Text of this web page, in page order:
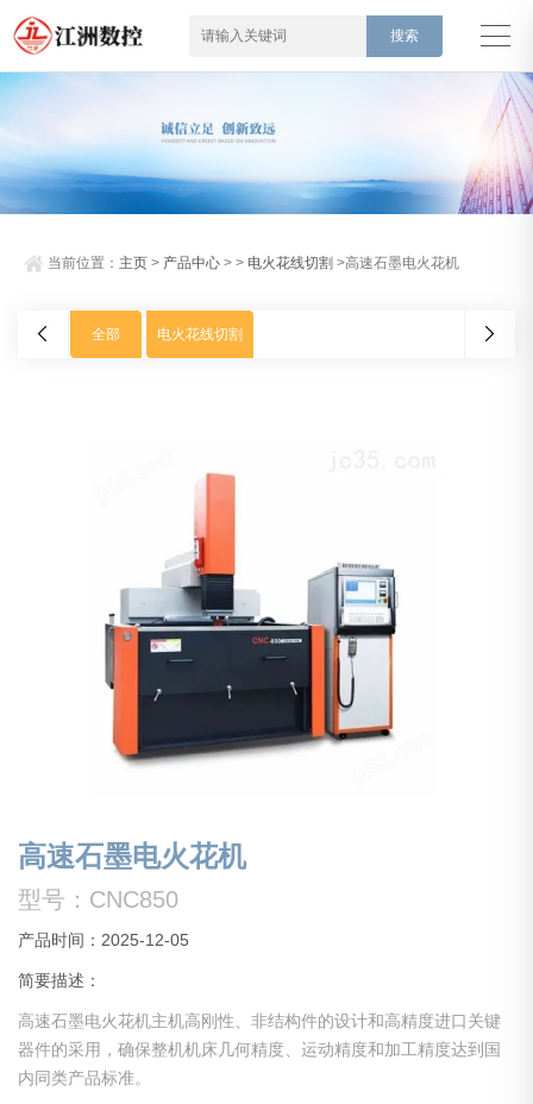
当前位置： 主页 > 产品中心 > > 电火花线切割 >高速石墨电火花机
全部 电火花线切割
高速石墨电火花机
型号：CNC850
产品时间：2025-12-05
简要描述：
高速石墨电火花机主机高刚性、非结构件的设计和高精度进口关键
器件的采用，确保整机机床几何精度、运动精度和加工精度达到国
内同类产品标准。